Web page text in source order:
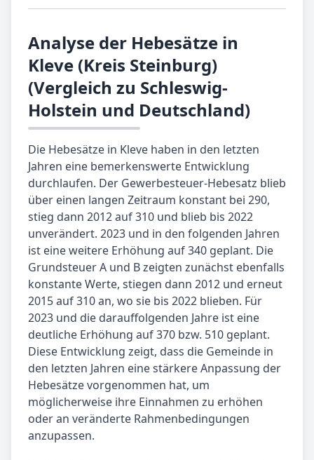
Analyse der Hebesätze in
Kleve (Kreis Steinburg)
(Vergleich zu Schleswig-
Holstein und Deutschland)
Die Hebesätze in Kleve haben in den letzten
Jahren eine bemerkenswerte Entwicklung
durchlaufen. Der Gewerbesteuer-Hebesatz blieb
über einen langen Zeitraum konstant bei 290,
stieg dann 2012 auf 310 und blieb bis 2022
unverändert. 2023 und in den folgenden Jahren
ist eine weitere Erhöhung auf 340 geplant. Die
Grundsteuer A und B zeigten zunächst ebenfalls
konstante Werte, stiegen dann 2012 und erneut
2015 auf 310 an, wo sie bis 2022 blieben. Für
2023 und die darauffolgenden Jahre ist eine
deutliche Erhöhung auf 370 bzw. 510 geplant.
Diese Entwicklung zeigt, dass die Gemeinde in
den letzten Jahren eine stärkere Anpassung der
Hebesätze vorgenommen hat, um
möglicherweise ihre Einnahmen zu erhöhen
oder an veränderte Rahmenbedingungen
anzupassen.